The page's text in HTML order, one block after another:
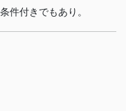
件付きでもあり。